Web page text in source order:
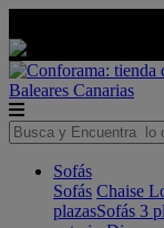
Baleares Canarias
Sofás
Sofás Chaise
plazasSofás 3